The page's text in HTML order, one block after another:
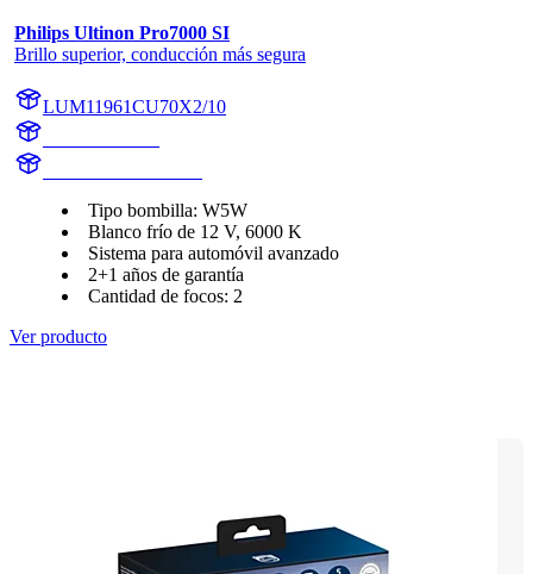
Philips Ultinon Pro7000 SI
Brillo superior, conducción más segura
LUM11961CU70X2/10
Tipo bombilla: W5W
Blanco frío de 12 V, 6000 K
Sistema para automóvil avanzado
2+1 años de garantía
Cantidad de focos: 2
Ver producto